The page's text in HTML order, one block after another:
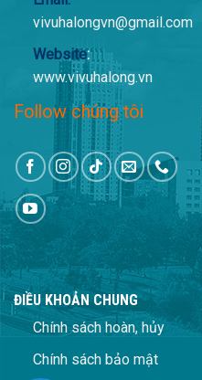
vivuhalongvn@gmail.com
Website:
www.vivuhalong.vn
Follow chúng tôi
ĐIỀU KHOẢN CHUNG
Chính sách hoàn, hủy
Chính sách bảo mật